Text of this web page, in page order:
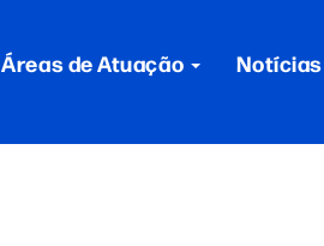
Áreas de Atuação Notícias